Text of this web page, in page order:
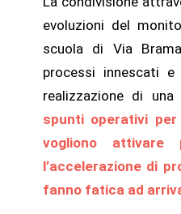
evoluzioni del
scuola di Via
processi innescati
realizzazione di
spunti operativi
vogliono
l’accelerazione di
fanno fatica ad